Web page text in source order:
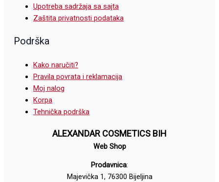
Upotreba sadržaja sa sajta
Zaštita privatnosti podataka
Podrška
Kako naručiti?
Pravila povrata i reklamacija
Moj nalog
Korpa
Tehnička podrška
ALEXANDAR COSMETICS BIH
Web Shop
Prodavnica:
Majevička 1, 76300 Bijeljina